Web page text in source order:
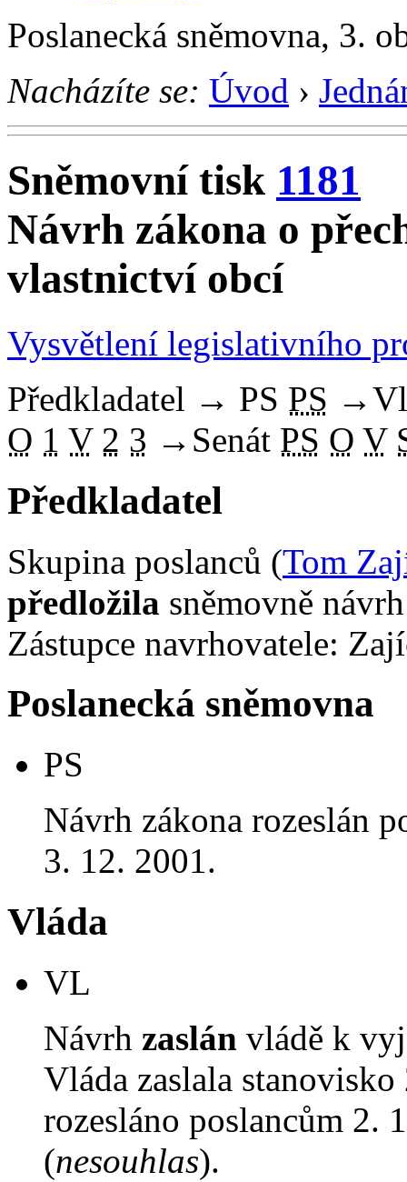
Poslanecká sněmovna, 3.
Nacházíte se: Úvod ›
Sněmovní tisk 1181
Návrh zákona o
vlastnictví obcí
Vysvětlení legislativního
Předkladatel → PS PS →
O 1 V 2 3 → Senát PS O V
Předkladatel
Skupina poslanců (Tom
předložila sněmovně
Zástupce navrhovatele:
Poslanecká sněmovna
PS
Návrh zákona rozeslán
3. 12. 2001.
Vláda
VL
Návrh zaslán vládě k
Vláda zaslala
rozesláno poslancům 2.
(nesouhlas).